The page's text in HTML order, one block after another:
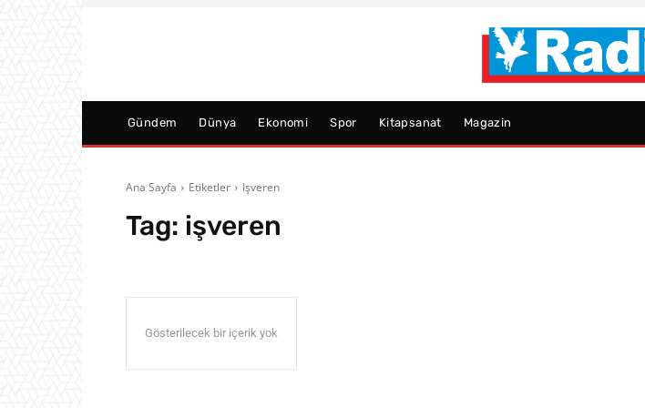
Gündem Dünya Ekonomi Spor Kitapsanat Magazin
Ana Sayfa Etiketler Işveren
Tag: işveren
Gösterilecek bir içerik yok